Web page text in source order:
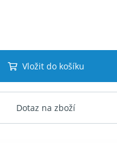
Vložit do košíku
Dotaz na zboží